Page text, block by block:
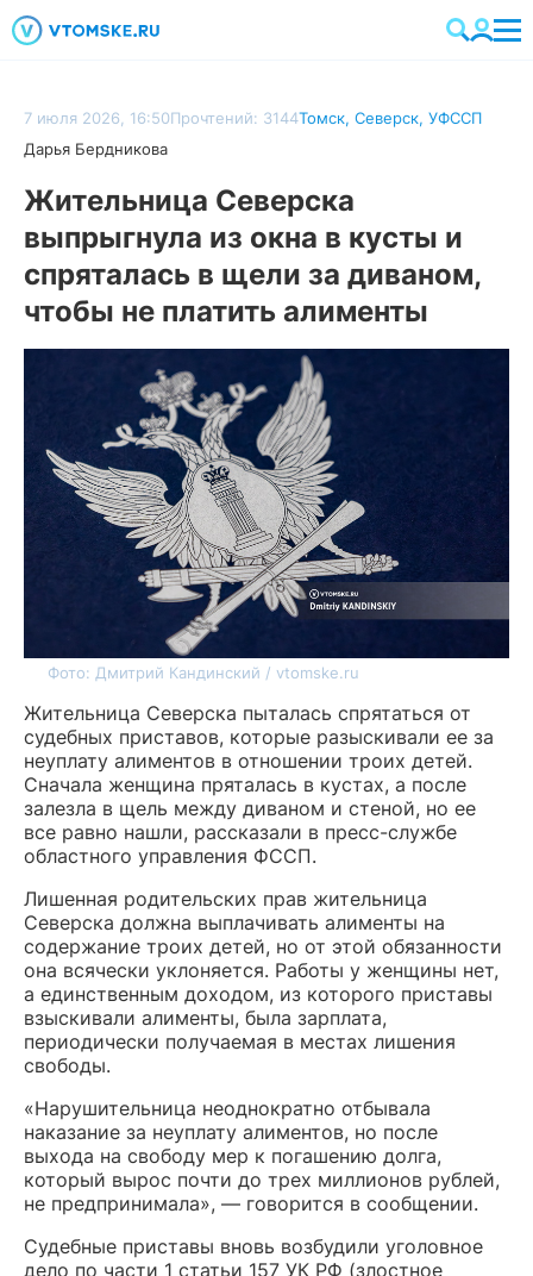
7 июля 2026, 16:50Прочтений: 3144Томск, Северск, УФССП
Дарья Бердникова
Жительница Северска
выпрыгнула из окна в кусты и
спряталась в щели за диваном,
чтобы не платить алименты
Фото: Дмитрий Кандинский / vtomske.ru
Жительница Северска пыталась спрятаться от
судебных приставов, которые разыскивали ее за
неуплату алиментов в отношении троих детей.
Сначала женщина пряталась в кустах, а после
залезла в щель между диваном и стеной, но ее
все равно нашли, рассказали в пресс-службе
областного управления ФССП.
Лишенная родительских прав жительница
Северска должна выплачивать алименты на
содержание троих детей, но от этой обязанности
она всячески уклоняется. Работы у женщины нет,
а единственным доходом, из которого приставы
взыскивали алименты, была зарплата,
периодически получаемая в местах лишения
свободы.
«Нарушительница неоднократно отбывала
наказание за неуплату алиментов, но после
выхода на свободу мер к погашению долга,
который вырос почти до трех миллионов рублей,
не предпринимала», — говорится в сообщении.
Судебные приставы вновь возбудили уголовное
дело по части 1 статьи 157 УК РФ (злостное